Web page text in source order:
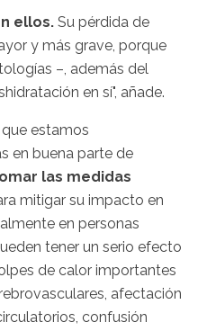
ellos. Su pérdida de
y más grave, porque
–, además del
en sí", añade.
estamos
en buena parte de
las medidas
mitigar su impacto en
en personas
tener un serio efecto
de calor importantes
afectación
confusión